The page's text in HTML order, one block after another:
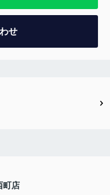
せ
町店